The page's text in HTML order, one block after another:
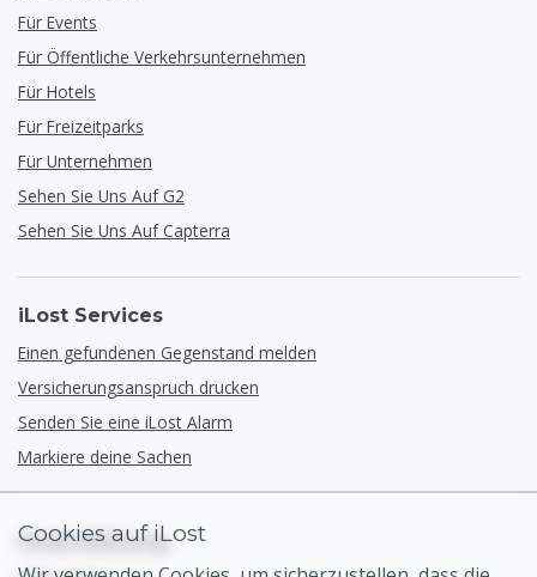
Für Events
Für Öffentliche Verkehrsunternehmen
Für Hotels
Für Freizeitparks
Für Unternehmen
Sehen Sie Uns Auf G2
Sehen Sie Uns Auf Capterra
iLost Services
Einen gefundenen Gegenstand melden
Versicherungsanspruch drucken
Senden Sie eine iLost Alarm
Markiere deine Sachen
Unterstützung
Cookies auf iLost